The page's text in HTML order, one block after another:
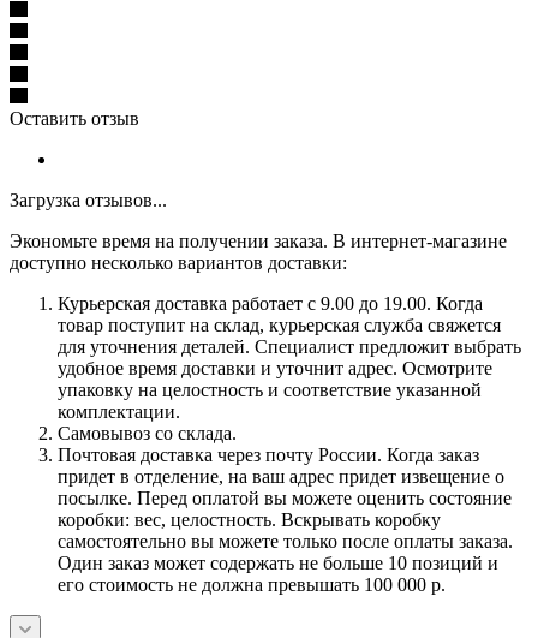
Оставить отзыв
Загрузка отзывов...
Экономьте время на получении заказа. В интернет-магазине
доступно несколько вариантов доставки:
Курьерская доставка работает с 9.00 до 19.00. Когда
товар поступит на склад, курьерская служба свяжется
для уточнения деталей. Специалист предложит выбрать
удобное время доставки и уточнит адрес. Осмотрите
упаковку на целостность и соответствие указанной
комплектации.
Самовывоз со склада.
Почтовая доставка через почту России. Когда заказ
придет в отделение, на ваш адрес придет извещение о
посылке. Перед оплатой вы можете оценить состояние
коробки: вес, целостность. Вскрывать коробку
самостоятельно вы можете только после оплаты заказа.
Один заказ может содержать не больше 10 позиций и
его стоимость не должна превышать 100 000 р.